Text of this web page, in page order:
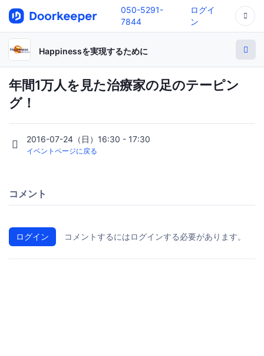
050-5291-
7844
ログイ
ン
Happinessを実現するために
年間1万人を見た治療家の足のテーピン
グ！
2016-07-24（日）16:30 - 17:30
イベントページに戻る
コメント
ログイン コメントするにはログインする必要があります。